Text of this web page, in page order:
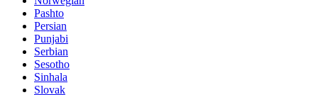
Pashto
Persian
Punjabi
Serbian
Sesotho
Sinhala
Slovak